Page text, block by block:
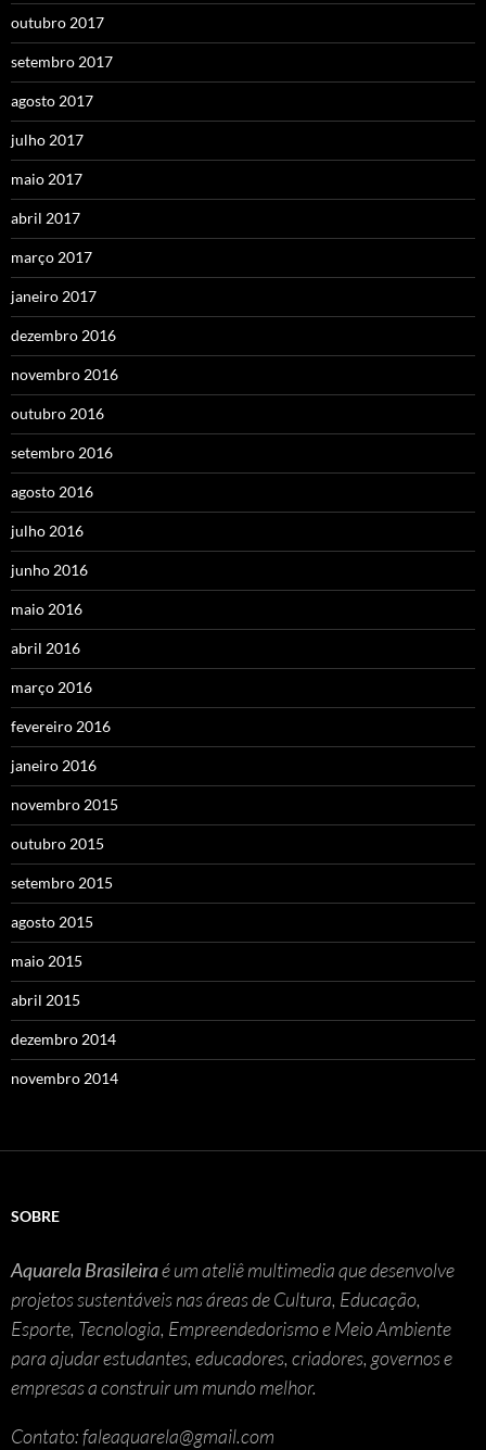
outubro 2017
setembro 2017
agosto 2017
julho 2017
maio 2017
abril 2017
março 2017
janeiro 2017
dezembro 2016
novembro 2016
outubro 2016
setembro 2016
agosto 2016
julho 2016
junho 2016
maio 2016
abril 2016
março 2016
fevereiro 2016
janeiro 2016
novembro 2015
outubro 2015
setembro 2015
agosto 2015
maio 2015
abril 2015
dezembro 2014
novembro 2014
SOBRE
Aquarela Brasileiraé um ateliê multimedia que desenvolve
projetos sustentáveis nas áreas de Cultura, Educação,
Esporte, Tecnologia, Empreendedorismo e Meio Ambiente
para ajudar estudantes, educadores, criadores, governos e
empresas a construir um mundo melhor.
Contato: faleaquarela@gmail.com